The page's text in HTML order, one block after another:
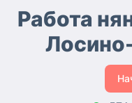
Работа